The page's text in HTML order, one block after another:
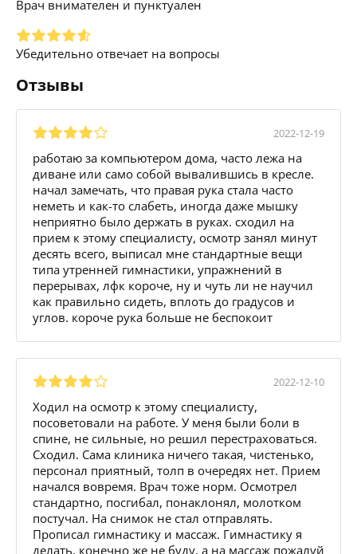
Врач внимателен и пунктуален
Убедительно отвечает на вопросы
Отзывы
2022-12-19
работаю за компьютером дома, часто лежа на
диване или само собой вывалившись в кресле.
начал замечать, что правая рука стала часто
неметь и как-то слабеть, иногда даже мышку
неприятно было держать в руках. сходил на
прием к этому специалисту, осмотр занял минут
десять всего, выписал мне стандартные вещи
типа утренней гимнастики, упражнений в
перерывах, лфк короче, ну и чуть ли не научил
как правильно сидеть, вплоть до градусов и
углов. короче рука больше не беспокоит
2022-12-10
Ходил на осмотр к этому специалисту,
посоветовали на работе. У меня были боли в
спине, не сильные, но решил перестраховаться.
Сходил. Сама клиника ничего такая, чистенько,
персонал приятный, толп в очередях нет. Прием
начался вовремя. Врач тоже норм. Осмотрел
стандартно, посгибал, понаклонял, молотком
постучал. На снимок не стал отправлять.
Прописал гимнастику и массаж. Гимнастику я
делать, конечно же не буду, а на массаж пожалуй